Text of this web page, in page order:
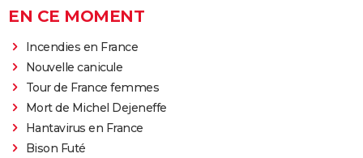
EN CE MOMENT
Incendies en France
Nouvelle canicule
Tour de France femmes
Mort de Michel Dejeneffe
Hantavirus en France
Bison Futé